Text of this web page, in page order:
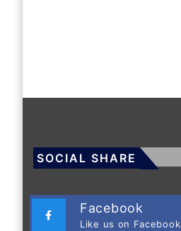
SOCIAL SHARE
Facebook
Like us on Facebook